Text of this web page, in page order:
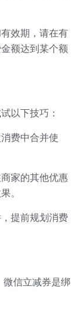
效期，请在有
额达到某个额
以下技巧：
费中合并使
家的其他优惠
。
提前规划消费
微信立减券是绑